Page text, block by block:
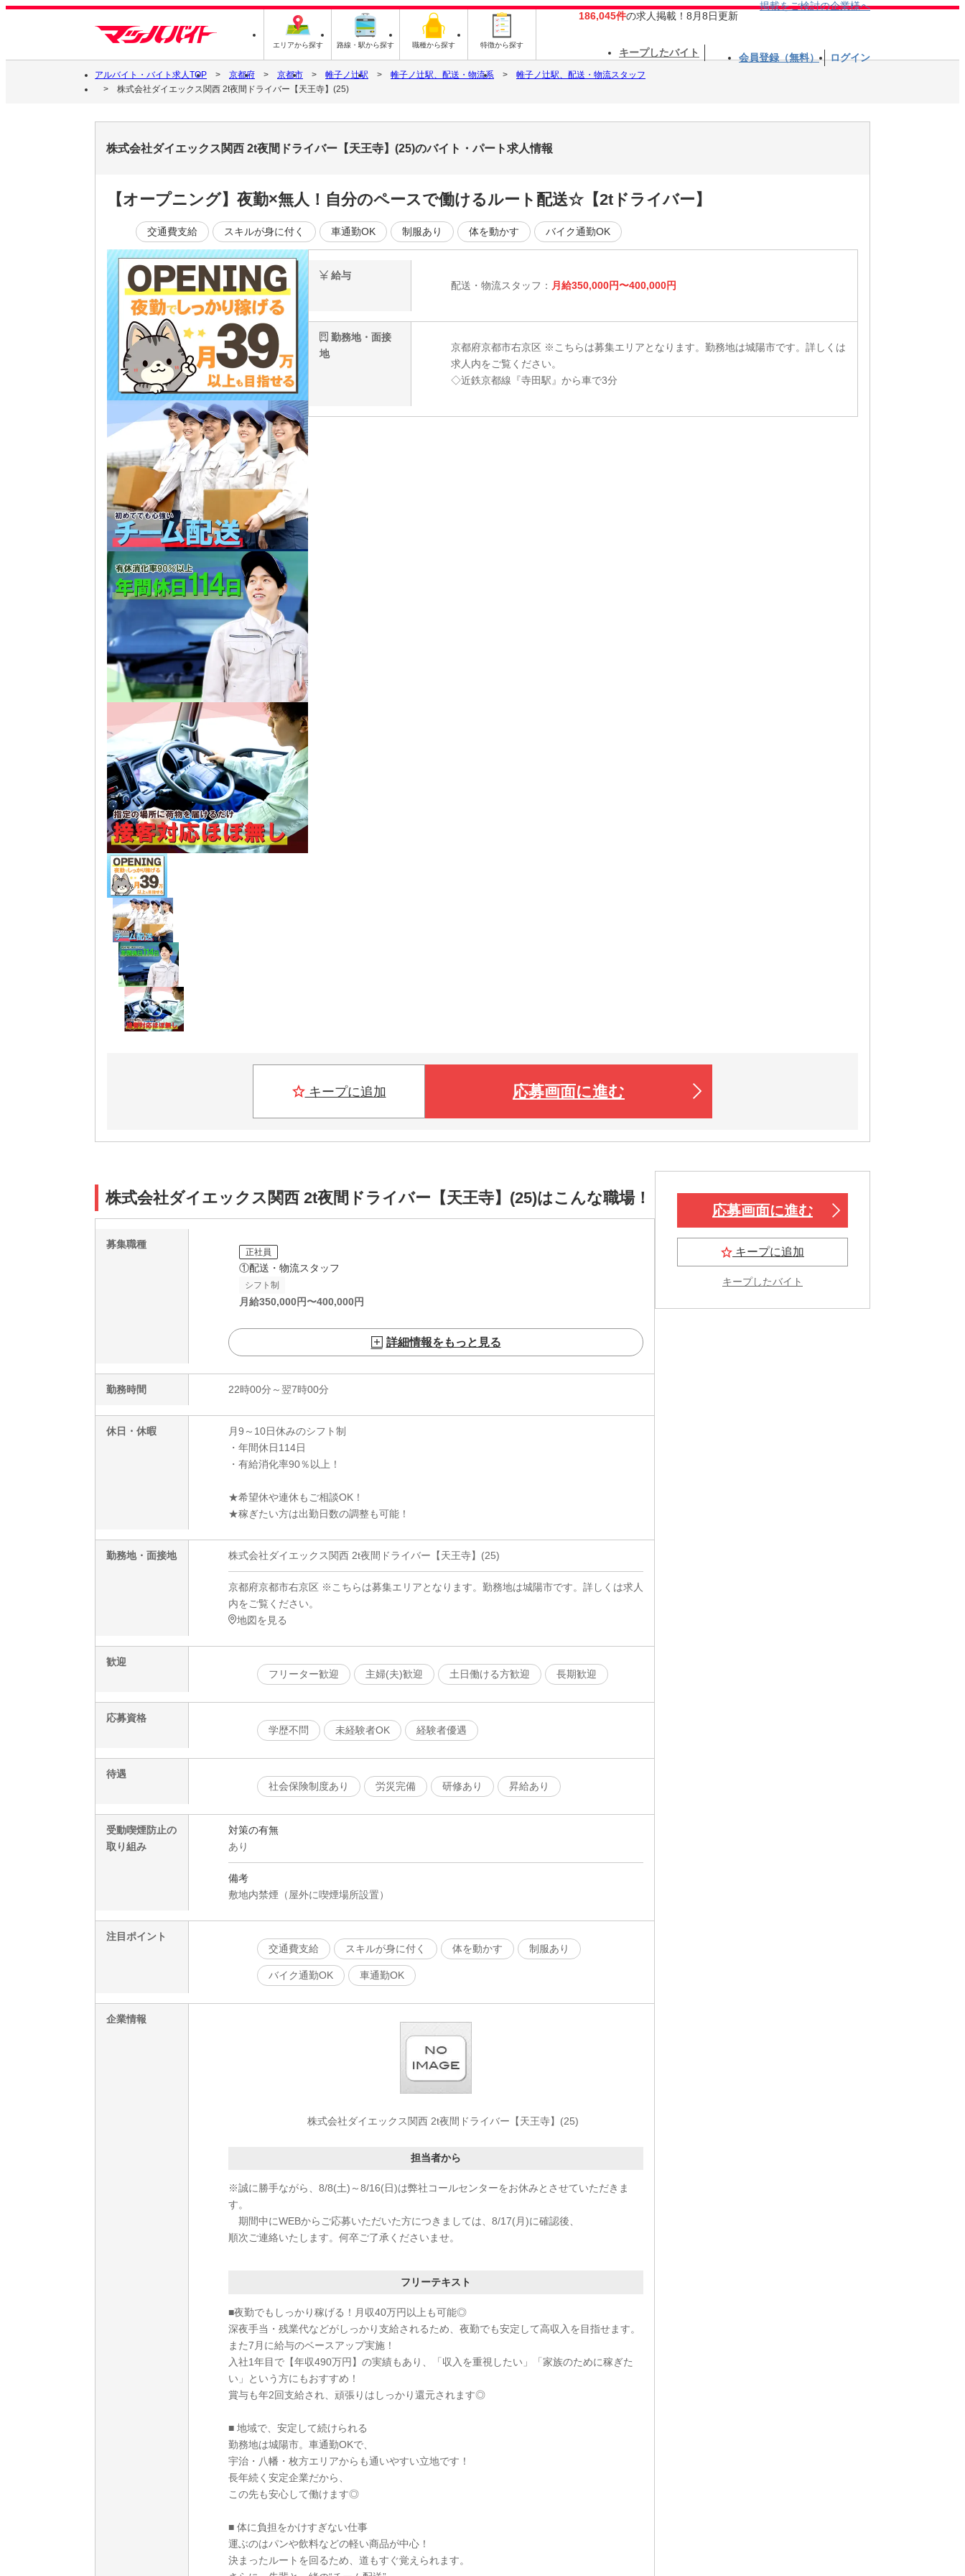
エリアから探す 路線・駅から探す 職種から探す 特徴から探す
186,045件の求人掲載！8月8日更新
掲載をご検討の企業様へ
キープしたバイト 会員登録（無料） ログイン
アルバイト・バイト求人TOP 京都府 京都市 帷子ノ辻駅 帷子ノ辻駅、配送・物流系
帷子ノ辻駅、配送・物流スタッフ
株式会社ダイエックス関西 2t夜間ドライバー【天王寺】(25)
株式会社ダイエックス関西 2t夜間ドライバー【天王寺】(25)のバイト・パート求人情報
【オープニング】夜勤×無人！自分のペースで働けるルート配送☆【2tドライバー】
交通費支給 スキルが身に付く 車通勤OK 制服あり 体を動かす バイク通勤OK
給与
配送・物流スタッフ： 月給350,000円〜400,000円
勤務地・面接
地
京都府京都市右京区 ※こちらは募集エリアとなります。勤務地は城陽市です。詳しくは
求人内をご覧ください。
◇近鉄京都線『寺田駅』から車で3分
キープに追加 応募画面に進む
株式会社ダイエックス関西 2t夜間ドライバー【天王寺】(25)はこんな職場！
募集職種
正社員
①配送・物流スタッフ
シフト制
月給350,000円〜400,000円
詳細情報をもっと見る
勤務時間 22時00分～翌7時00分
休日・休暇
月9～10日休みのシフト制
・年間休日114日
・有給消化率90％以上！
★希望休や連休もご相談OK！
★稼ぎたい方は出勤日数の調整も可能！
勤務地・面接地 株式会社ダイエックス関西 2t夜間ドライバー【天王寺】(25)
京都府京都市右京区 ※こちらは募集エリアとなります。勤務地は城陽市です。詳しくは求人
内をご覧ください。
地図を見る
歓迎
フリーター歓迎
主婦(夫)歓迎 土日働ける方歓迎 長期歓迎
応募資格
学歴不問
未経験者OK 経験者優遇
待遇
社会保険制度あり
労災完備 研修あり 昇給あり
受動喫煙防止の
取り組み
対策の有無
あり
備考
敷地内禁煙（屋外に喫煙場所設置）
注目ポイント
交通費支給
スキルが身に付く 体を動かす 制服あり
バイク通勤OK 車通勤OK
企業情報
株式会社ダイエックス関西 2t夜間ドライバー【天王寺】(25)
担当者から
※誠に勝手ながら、8/8(土)～8/16(日)は弊社コールセンターをお休みとさせていただきま
す。
期間中にWEBからご応募いただいた方につきましては、8/17(月)に確認後、
順次ご連絡いたします。何卒ご了承くださいませ。
フリーテキスト
■夜勤でもしっかり稼げる！月収40万円以上も可能◎
深夜手当・残業代などがしっかり支給されるため、夜勤でも安定して高収入を目指せます。
また7月に給与のベースアップ実施！
入社1年目で【年収490万円】の実績もあり、「収入を重視したい」「家族のために稼ぎた
い」という方にもおすすめ！
賞与も年2回支給され、頑張りはしっかり還元されます◎
■ 地域で、安定して続けられる
勤務地は城陽市。車通勤OKで、
宇治・八幡・枚方エリアからも通いやすい立地です！
長年続く安定企業だから、
この先も安心して働けます◎
■ 体に負担をかけすぎない仕事
運ぶのはパンや飲料などの軽い商品が中心！
決まったルートを回るため、道もすぐ覚えられます。
応募画面に進む
キープに追加
キープしたバイト